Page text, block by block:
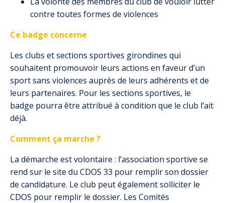
contre toutes formes de violences
Ce badge concerne
Les clubs et sections sportives girondines qui
souhaitent promouvoir leurs actions en faveur d’un
sport sans violences auprès de leurs adhérents et de
leurs partenaires. Pour les sections sportives, le
badge pourra être attribué à condition que le club l’ait
déjà.
Comment ça marche ?
La démarche est volontaire : l’association sportive se
rend sur le site du CDOS 33 pour remplir son dossier
de candidature. Le club peut également solliciter le
CDOS pour remplir le dossier. Les Comités